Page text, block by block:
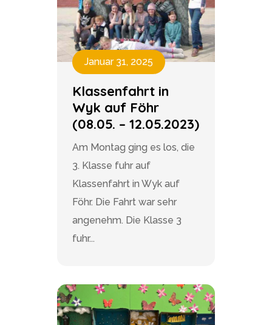
Januar 31, 2025
Klassenfahrt in
Wyk auf Föhr
(08.05. – 12.05.2023)
Am Montag ging es los, die
3. Klasse fuhr auf
Klassenfahrt in Wyk auf
Föhr. Die Fahrt war sehr
angenehm. Die Klasse 3
fuhr...